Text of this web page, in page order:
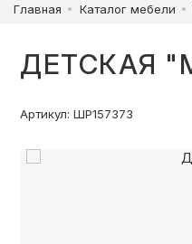
Главная Каталог мебели
ДЕТСКАЯ
Артикул: ШР157373
ДЕТСКИЕ
ВАННАЯ